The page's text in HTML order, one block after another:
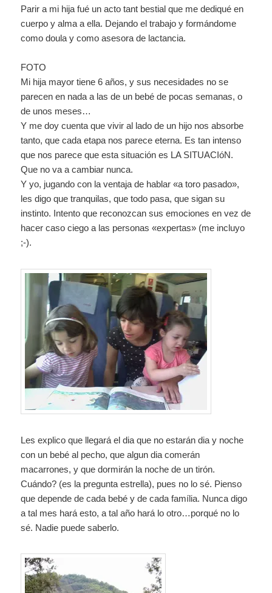
Parir a mi hija fué un acto tant bestial que me dediqué en
cuerpo y alma a ella. Dejando el trabajo y formándome
como doula y como asesora de lactancia.
FOTO
Mi hija mayor tiene 6 años, y sus necesidades no se
parecen en nada a las de un bebé de pocas semanas, o
de unos meses…
Y me doy cuenta que vivir al lado de un hijo nos absorbe
tanto, que cada etapa nos parece eterna. Es tan intenso
que nos parece que esta situación es LA SITUACIóN.
Que no va a cambiar nunca.
Y yo, jugando con la ventaja de hablar «a toro pasado»,
les digo que tranquilas, que todo pasa, que sigan su
instinto. Intento que reconozcan sus emociones en vez de
hacer caso ciego a las personas «expertas» (me incluyo
;-).
Les explico que llegará el dia que no estarán dia y noche
con un bebé al pecho, que algun dia comerán
macarrones, y que dormirán la noche de un tirón.
Cuándo? (es la pregunta estrella), pues no lo sé. Pienso
que depende de cada bebé y de cada família. Nunca digo
a tal mes hará esto, a tal año hará lo otro…porqué no lo
sé. Nadie puede saberlo.